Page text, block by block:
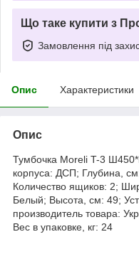
Що таке купити з
Замовлення під
Опис Характеристики
Опис
Тумбочка Moreli T-3
корпуса: ДСП; Глубина,
Количество ящиков: 2;
Белый; Высота, см: 49;
производитель товара:
Вес в упаковке, кг: 24